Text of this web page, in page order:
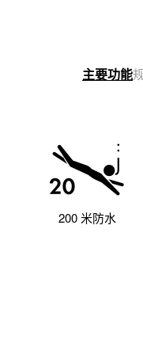
主要功能
200 米防水